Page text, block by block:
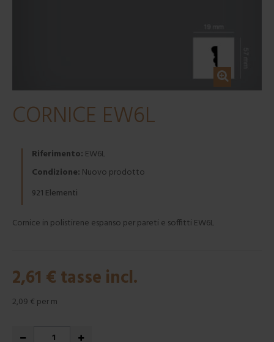
CORNICE EW6L
Riferimento: EW6L
Condizione: Nuovo prodotto
921 Elementi
Cornice in polistirene espanso per pareti e soffitti EW6L
2,61 € tasse incl.
2,09 € per m